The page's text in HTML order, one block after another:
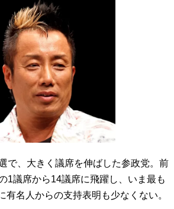
で、大きく議席を伸ばした参政党。前
1議席から14議席に飛躍し、いま最も
有名人からの支持表明も少なくない。